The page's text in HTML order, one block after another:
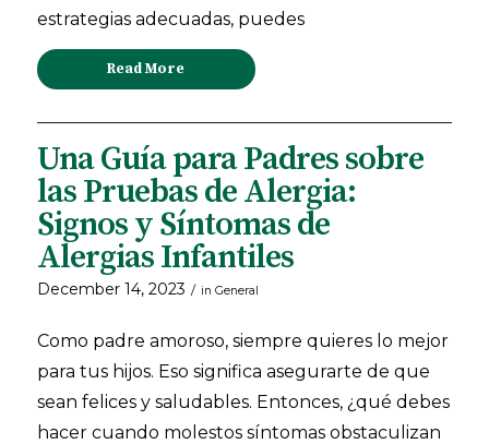
estrategias adecuadas, puedes
Read More
Una Guía para Padres sobre
las Pruebas de Alergia:
Signos y Síntomas de
Alergias Infantiles
December 14, 2023 / in General
Como padre amoroso, siempre quieres lo mejor
para tus hijos. Eso significa asegurarte de que
sean felices y saludables. Entonces, ¿qué debes
hacer cuando molestos síntomas obstaculizan